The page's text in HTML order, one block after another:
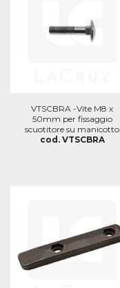
VTSCBRA -Vite M8 x
50mm per fissaggio
scuotitore su manicotto
cod. VTSCBRA